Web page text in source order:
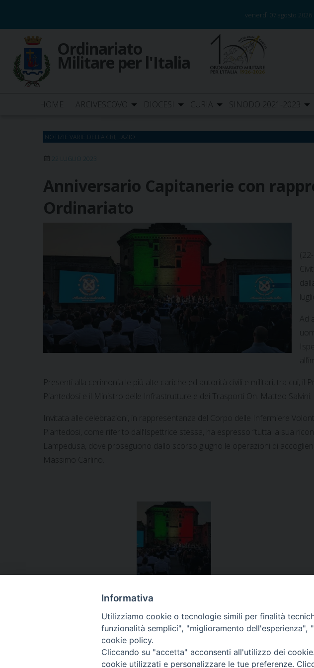
content
venerdì 07 agosto 2026
Ordinariato
Militare per l'Italia
HOME ARCIVESCOVO DIOCESI CURIA SINODO 2021-2023
NOTIZIE VARIE DELLA CRI , LAZIO
22 LUGLIO 2023
Anniversario Capitanerie con
Ordinariato
luglio.
Ad
Presenti alla cerimonia le più alte cariche ed autorità civili e militari, tra cui, il
Piantedosi e il Ministro delle Infrastrutture e dei Trasporti On. Matteo Salvini.
Invitata alle celebrazioni, in rappresentanza del Corpo delle Infermiere
Piantedosi, come riferito dall’Ispettrice stessa, ha espresso “tutta la sua
Lampedusa, dove proseguono dallo scorso giugno le operazioni di
Massimo Carlino.
Don Carlino a Palazzo Chigi per il Forum sulla libertà religiosa
Informativa
Utilizziamo cookie o tecnologie simili per finalità
funzionalità semplici", "miglioramento
cookie policy.
Cliccando su "accetta" acconsenti all'utilizzo dei
cookie utilizzati e personalizzare le tue preferenze.